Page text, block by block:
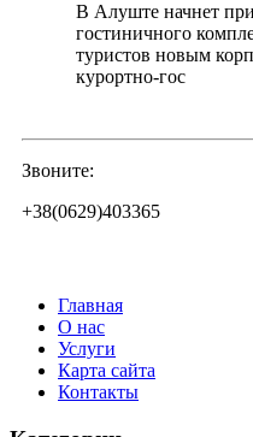
В Алуште начнет
гостиничного
туристов новым
курортно-гос
Звоните:
+38(0629)403365
Главная
О нас
Услуги
Карта сайта
Контакты